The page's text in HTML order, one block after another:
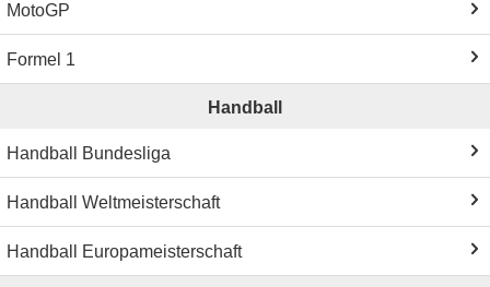
MotoGP
Formel 1
Handball
Handball Bundesliga
Handball Weltmeisterschaft
Handball Europameisterschaft